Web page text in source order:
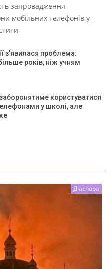
запровадження
мобільних телефонів у
з’явилася проблема:
років, ніж учням
користуватися
у школі, але
Діаспора